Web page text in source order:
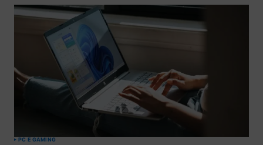
PC E GAMING